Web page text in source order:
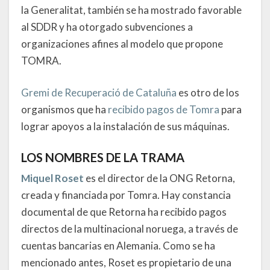
la Generalitat, también se ha mostrado favorable
al SDDR y ha otorgado subvenciones a
organizaciones afines al modelo que propone
TOMRA.
Gremi de Recuperació de Cataluña es otro de los
organismos que ha recibido pagos de Tomra para
lograr apoyos a la instalación de sus máquinas.
LOS NOMBRES DE LA TRAMA
Miquel Roset es el director de la ONG Retorna,
creada y financiada por Tomra. Hay constancia
documental de que Retorna ha recibido pagos
directos de la multinacional noruega, a través de
cuentas bancarias en Alemania. Como se ha
mencionado antes, Roset es propietario de una